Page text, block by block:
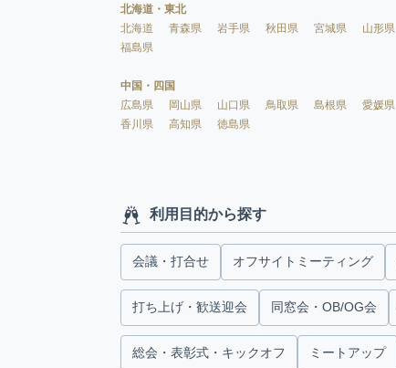
北海道・東北
北海道
青森県 岩手県 秋田県 宮城県
山形県
福島県
中国・四国
広島県
岡山県 山口県 鳥取県 島根県
愛媛県
香川県
高知県 徳島県
利用目的から探す
会議・打合せ オフサイトミーティング
打ち上げ・歓送迎会 同窓会・OB/OG会
総会・表彰式・キックオフ ミートアップ